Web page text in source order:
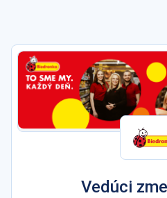
Vedúci